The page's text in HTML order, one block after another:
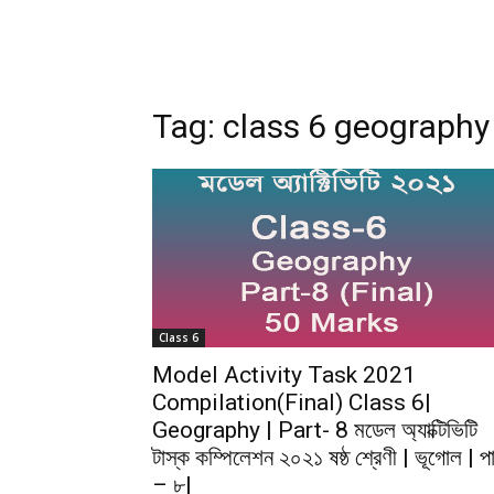
Tag: class 6 geography
Class 6
Model Activity Task 2021
Compilation(Final) Class 6|
Geography | Part- 8 মডেল অ্যাক্টিভিটি
টাস্ক কম্পিলেশন ২০২১ ষষ্ঠ শ্রেণী | ভূগোল |
– ৮|